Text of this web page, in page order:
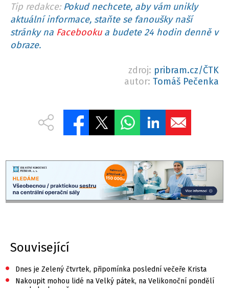
Tip redakce: Pokud nechcete, aby vám unikly
aktuální informace, staňte se fanoušky naší
stránky na Facebookua budete 24 hodin denně v
obraze.
zdroj: pribram.cz/ČTK
autor: Tomáš Pečenka
Související
• Dnes je Zelený čtvrtek, připomínka poslední večeře Krista
•
Nakoupit mohou lidé na Velký pátek, na Velikonoční pondělí